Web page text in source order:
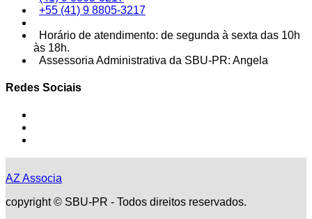
+55 (41) 9 8805-3217
Horário de atendimento: de segunda à sexta das 10h
às 18h.
Assessoria Administrativa da SBU-PR: Angela
Redes Sociais
AZ Associa
copyright © SBU-PR - Todos direitos reservados.